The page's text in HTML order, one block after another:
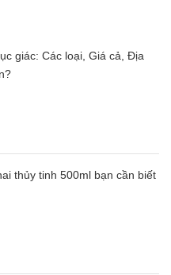
giác: Các loại, Giá cả, Địa
thủy tinh 500ml bạn cần biết